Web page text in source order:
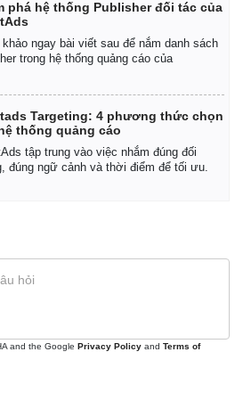
Tỷ giá
Chứng khoán
phá hệ thống Publisher đối tác của
khảo ngay bài viết sau để nắm danh sách
trong hệ thống quảng cáo của
Targeting: 4 phương thức chọn
thống quảng cáo
tập trung vào việc nhắm đúng đối
đúng ngữ cảnh và thời điểm để tối ưu.
and the Google Privacy Policy and Terms of